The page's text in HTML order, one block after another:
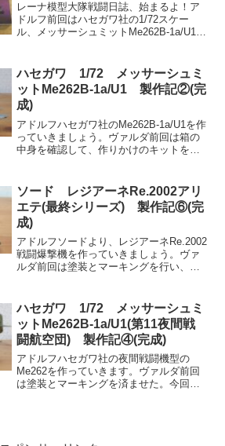
レーナ模型大隊戦闘日誌、始まるよ！ア
ドルフ前回はハセガワ社の1/72スケー
ル、メッサーシュミットMe262B-1a/U1が
いキットがあるのでそれを積み山から掘
り出してき...
ハセガワ 1/72 メッサーシュミ
ットMe262B-1a/U1 製作記②(完
成)
アドルフハセガワ社のMe262B-1a/U1を作
っていきましょう。ヴァルダ前回は箱の
中身を確認して、作りかけのキットを塗
せよう。レーナあっという間に。アドル
フほとんど組...
ソード レジアーネRe.2002アリ
エテ(最終シリーズ) 製作記⑥(完
成)
アドルフソードより、レジアーネRe.2002
戦闘爆撃機を作っていきましょう。ヴァ
ルダ前回は塗装とマーキングを行い、イ
し、完成させよう。レーナ無事2機とも完
成だね。同時...
ハセガワ 1/72 メッサーシュミ
ットMe262B-1a/U1(第11夜間戦
闘航空団) 製作記④(完成)
アドルフハセガワ社の夜間戦闘機型の
Me262を作っていきます。ヴァルダ前回
は塗装とマーキングを済ませた。今回は